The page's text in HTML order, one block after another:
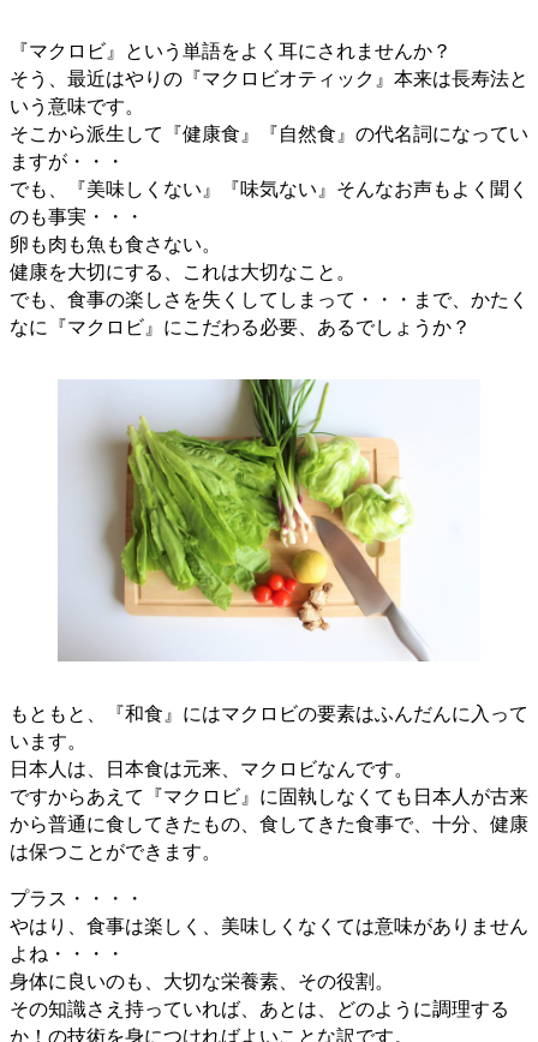
『マクロビ』という単語をよく耳にされませんか？
そう、最近はやりの『マクロビオティック』本来は長寿法と
いう意味です。
そこから派生して『健康食』『自然食』の代名詞になってい
ますが・・・
でも、『美味しくない』『味気ない』そんなお声もよく聞く
のも事実・・・
卵も肉も魚も食さない。
健康を大切にする、これは大切なこと。
でも、食事の楽しさを失くしてしまって・・・まで、かたく
なに『マクロビ』にこだわる必要、あるでしょうか？
もともと、『和食』にはマクロビの要素はふんだんに入って
います。
日本人は、日本食は元来、マクロビなんです。
ですからあえて『マクロビ』に固執しなくても日本人が古来
から普通に食してきたもの、食してきた食事で、十分、健康
は保つことができます。
プラス・・・・
やはり、食事は楽しく、美味しくなくては意味がありません
よね・・・・
身体に良いのも、大切な栄養素、その役割。
その知識さえ持っていれば、あとは、どのように調理する
か！の技術を身につければよいことな訳です。